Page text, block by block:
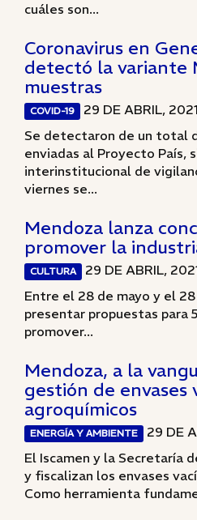
cuáles son...
Coronavirus en
detectó la variante
muestras
COVID-19
29 DE ABRIL, 2021
Se detectaron de un total
enviadas al Proyecto País,
interinstitucional de
viernes se...
Mendoza lanza
promover la
CULTURA
29 DE ABRIL,
Entre el 28 de mayo y el
presentar propuestas para
promover...
Mendoza, a la
gestión de envases
agroquímicos
ENERGÍA Y AMBIENTE
29 DE
El Iscamen y la Secretaría
y fiscalizan los envases
Como herramienta